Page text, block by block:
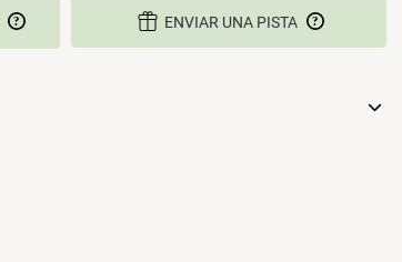
ENVIAR UNA PISTA